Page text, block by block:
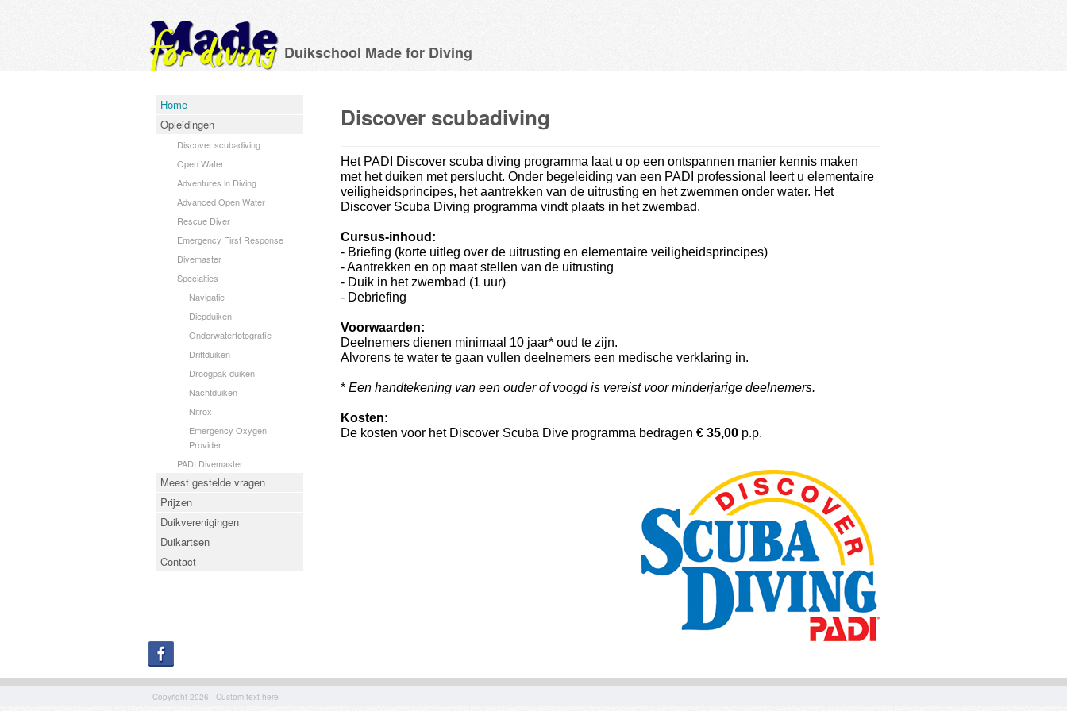
Duikschool Made for Diving
Copyright 2026 - Custom text here
Home
Opleidingen
Discover scubadiving
Open Water
Adventures in Diving
Advanced Open Water
Rescue Diver
Emergency First Response
Divemaster
Specialties
Navigatie
Diepduiken
Onderwaterfotografie
Driftduiken
Droogpak duiken
Nachtduiken
Nitrox
Emergency Oxygen
Provider
PADI Divemaster
Meest gestelde vragen
Prijzen
Duikverenigingen
Duikartsen
Contact
Discover scubadiving
Het PADI Discover scuba diving programma laat u op een ontspannen manier kennis maken
met het duiken met perslucht. Onder begeleiding van een PADI professional leert u elementaire
veiligheidsprincipes, het aantrekken van de uitrusting en het zwemmen onder water. Het
Discover Scuba Diving programma vindt plaats in het zwembad.
Cursus-inhoud:
- Briefing (korte uitleg over de uitrusting en elementaire veiligheidsprincipes)
- Aantrekken en op maat stellen van de uitrusting
- Duik in het zwembad (1 uur)
- Debriefing
Voorwaarden:
Deelnemers dienen minimaal 10 jaar* oud te zijn.
Alvorens te water te gaan vullen deelnemers een medische verklaring in.
* Een handtekening van een ouder of voogd is vereist voor minderjarige deelnemers.
Kosten:
De kosten voor het Discover Scuba Dive programma bedragen € 35,00 p.p.